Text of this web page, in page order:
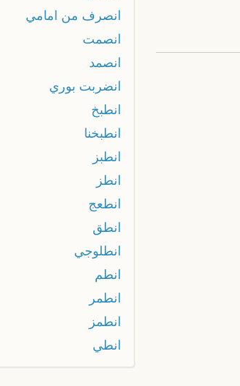
انصرف من امامي
انصمت
انصمد
انضربت بوري
انطبخ
انطبخنا
انطبز
انطز
انطعج
انطق
انطلوجي
انطم
انطمر
انطمز
انطي